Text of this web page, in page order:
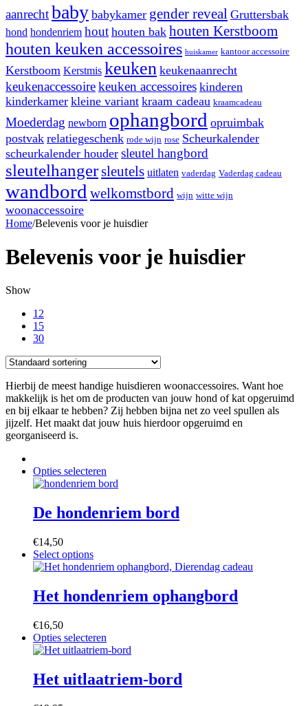
aanrechtbaby babykamer gender reveal Gruttersbak
hond hondenriem hout houten bak houten Kerstboom
houten keuken accessoires huiskamer kantoor accessoire
Kerstboom Kerstmis keuken keukenaanrecht
keukenaccessoirekeuken accessoires kinderen
kinderkamer kleine variant kraam cadeau kraamcadeau
Moederdag newborn ophangbord opruimbak
postvak relatiegeschenk rode wijn rose Scheurkalender
scheurkalender houder sleutel hangbord
sleutelhangersleutels uitlaten vaderdag Vaderdag cadeau
wandbord welkomstbord wijn witte wijn
woonaccessoire
Home/Belevenis voor je huisdier
Belevenis voor je huisdier
Show
12
15
30
Hierbij de meest handige huisdieren woonaccessoires. Want hoe
makkelijk is het om de producten van jouw hond of kat opgeruimd
en bij elkaar te hebben? Zij hebben bijna net zo veel spullen als
jijzelf. Het maakt dat jouw huis hierdoor opgeruimd en
georganiseerd is.
Opties selecteren
product
meerdere
variaties.
gekozen
op
de
De hondenriem bord
€14,50
Select optionsDit
product
meerdere
variaties.
kan
gekozen
op
de
Het hondenriem ophangbord
€16,50
Opties selecteren
product
meerdere
variaties.
Het uitlaatriem-bord